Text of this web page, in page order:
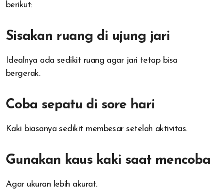
berikut:
Sisakan ruang di ujung jari
Idealnya ada sedikit ruang agar jari tetap bisa
bergerak.
Coba sepatu di sore hari
Kaki biasanya sedikit membesar setelah aktivitas.
Gunakan kaus kaki saat mencoba
Agar ukuran lebih akurat.